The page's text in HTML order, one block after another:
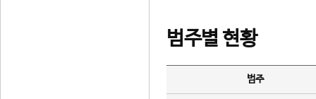
범주별 현황
범주